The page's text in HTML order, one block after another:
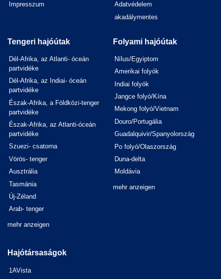
Impresszum
Adatvédelem
akadálymentes
Tengeri hajóútak
Dél-Afrika, az Atlanti- óceán
partvidéke
Dél-Afrika, az Indiai- óceán
partvidéke
Észak-Afrika, a Földközi-tenger
partvidéke
Észak-Afrika, az Atlanti-óceán
partvidéke
Szuezi- csatorna
Vörös- tenger
Ausztrália
Tasmánia
Új-Zéland
Arab- tenger
mehr anzeigen
Folyami hajóútak
Nílus/Egyiptom
Amerikai folyók
Indiai folyók
Jangce folyó/Kína
Mekong folyó/Vietnam
Douro/Portugália
Guadalquivir/Spanyolország
Po folyó/Olaszország
Duna-delta
Moldávia
mehr anzeigen
Hajótársaságok
1AVista